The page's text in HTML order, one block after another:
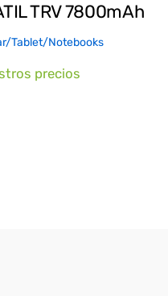
TRV 7800mAh
Tablet/Notebooks
precios